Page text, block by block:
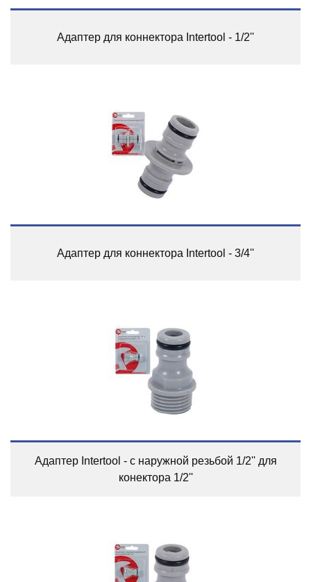
Адаптер для коннектора Intertool - 1/2''
Адаптер для коннектора Intertool - 3/4''
Адаптер Intertool - с наружной резьбой 1/2'' для
конектора 1/2''